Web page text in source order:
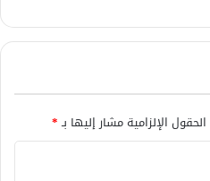
الحقول الإلزامية مشار إليها بـ*